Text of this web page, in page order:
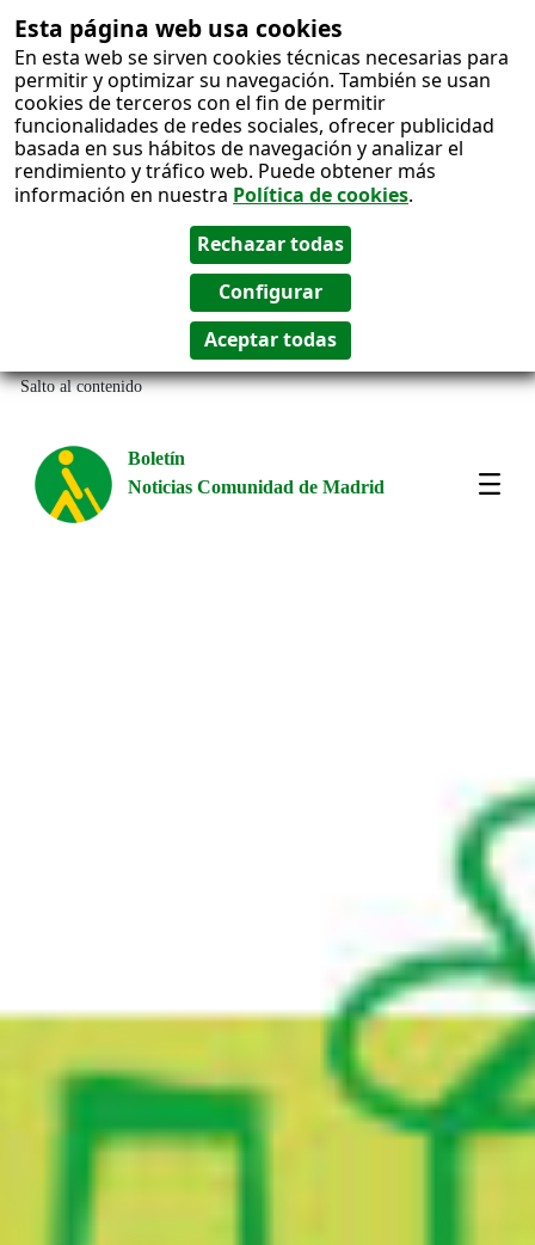
Esta página web usa cookies
En esta web se sirven cookies técnicas necesarias para
permitir y optimizar su navegación. También se usan
cookies de terceros con el fin de permitir
funcionalidades de redes sociales, ofrecer publicidad
basada en sus hábitos de navegación y analizar el
rendimiento y tráfico web. Puede obtener más
información en nuestra Política de cookies.
Salto al contenido
Boletín
Noticias Comunidad de Madrid